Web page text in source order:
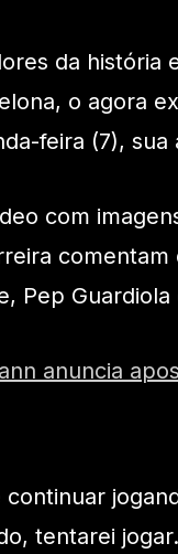
da história
o agora
feira (7),
com
Pep Guardiola
anuncia
continuar
tentarei